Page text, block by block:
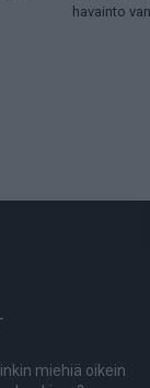
havainto
miehiä oikein